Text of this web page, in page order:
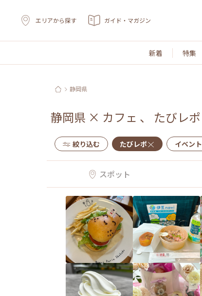
エリアから探す ガイド・マガジン
新着 特集
静岡県
静岡県 × カフェ 、 たびレポ
絞り込む たびレポ イベント
スポット